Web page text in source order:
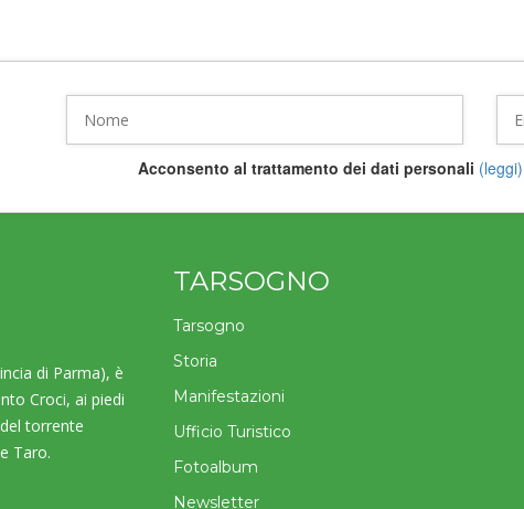
Acconsento al trattamento dei dati personali (leggi)
di Parma), è
Croci, ai piedi
torrente
Taro.
TARSOGNO
Tarsogno
Storia
Manifestazioni
Ufficio Turistico
Fotoalbum
Newsletter